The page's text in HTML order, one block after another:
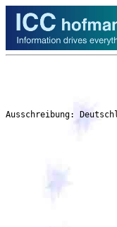
Ausschreibung: